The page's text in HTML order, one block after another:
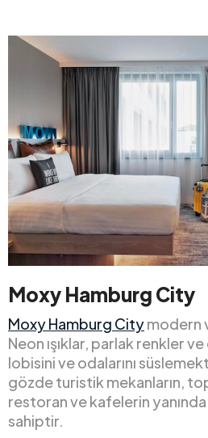
Moxy Hamburg City
Moxy Hamburg Citymodern
Neon ışıklar, parlak renkler
lobisini ve odalarını
gözde turistik mekanların,
restoran ve kafelerin
sahiptir.